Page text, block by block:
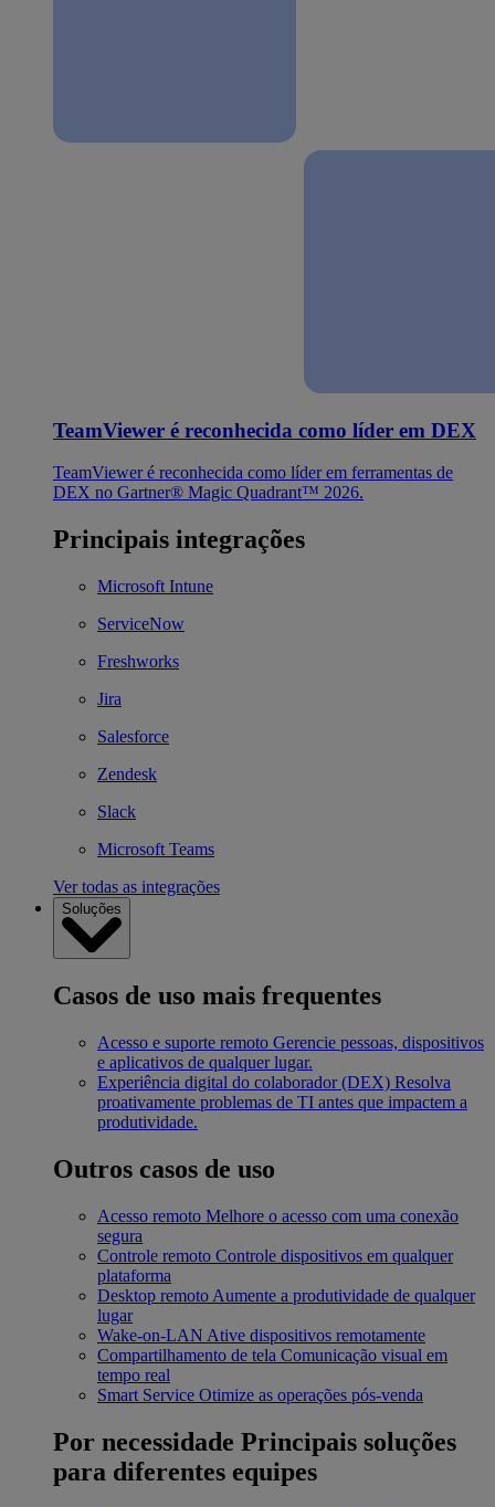
TeamViewer é reconhecida como líder em DEX
TeamViewer é reconhecida como líder em ferramentas de
DEX no Gartner® Magic Quadrant™ 2026.
Principais integrações
Microsoft Intune
ServiceNow
Freshworks
Jira
Salesforce
Zendesk
Slack
Microsoft Teams
Ver todas as integrações
Soluções
Casos de uso mais frequentes
Acesso e suporte remoto Gerencie pessoas, dispositivos
e aplicativos de qualquer lugar.
Experiência digital do colaborador (DEX) Resolva
proativamente problemas de TI antes que impactem a
produtividade.
Outros casos de uso
Acesso remoto Melhore o acesso com uma conexão
segura
Controle remoto Controle dispositivos em qualquer
plataforma
Desktop remoto Aumente a produtividade de qualquer
lugar
Wake-on-LAN Ative dispositivos remotamente
Compartilhamento de tela Comunicação visual em
tempo real
Smart Service Otimize as operações pós-venda
Por necessidade Principais soluções
para diferentes equipes